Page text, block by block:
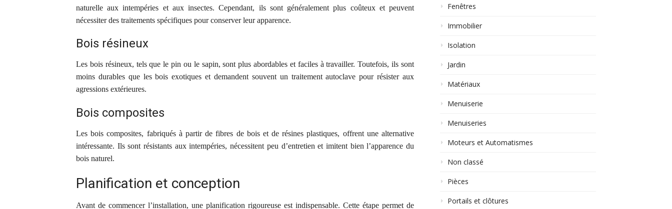
naturelle aux intempéries et aux insectes. Cependant, ils sont généralement plus coûteux et peuvent
nécessiter des traitements spécifiques pour conserver leur apparence.
Bois résineux
Les bois résineux, tels que le pin ou le sapin, sont plus abordables et faciles à travailler. Toutefois, ils sont
moins durables que les bois exotiques et demandent souvent un traitement autoclave pour résister aux
agressions extérieures.
Bois composites
Les bois composites, fabriqués à partir de fibres de bois et de résines plastiques, offrent une alternative
intéressante. Ils sont résistants aux intempéries, nécessitent peu d’entretien et imitent bien l’apparence du
bois naturel.
Planification et conception
Avant de commencer l’installation, une planification rigoureuse est indispensable. Cette étape permet de
Fenêtres
Immobilier
Isolation
Jardin
Matériaux
Menuiserie
Menuiseries
Moteurs et Automatismes
Non classé
Pièces
Portails et clôtures